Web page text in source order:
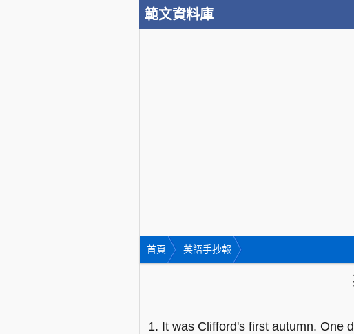
範文資料庫
首頁 英語手抄報
1. It was Clifford's first autumn. One